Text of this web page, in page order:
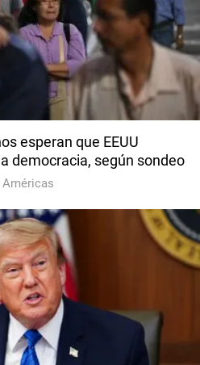
esperan que EEUU
democracia, según sondeo
Américas